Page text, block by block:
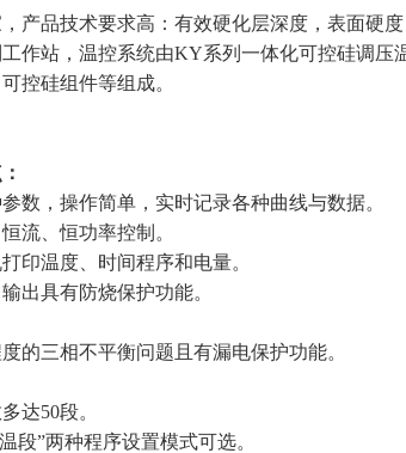
品技术要求高：有效硬化层深度，表面硬度
作站，温控系统由KY系列一体化可控硅调压
控硅组件等组成。
，操作简单，实时记录各种曲线与数据。
、恒功率控制。
温度、时间程序和电量。
具有防烧保护功能。
三相不平衡问题且有漏电保护功能。
达50段。
”两种程序设置模式可选。